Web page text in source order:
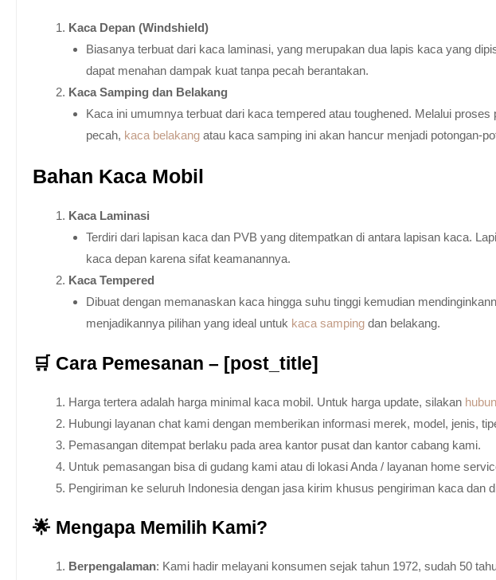
Kaca Depan (Windshield)
Biasanya terbuat dari kaca laminasi, yang merupakan dua lapis kaca yang
dapat menahan dampak kuat tanpa pecah berantakan.
Kaca Samping dan Belakang
Kaca ini umumnya terbuat dari kaca tempered atau toughened. Melalui
pecah, kaca belakang atau kaca samping ini akan hancur menjadi potongan-
Bahan Kaca Mobil
Kaca Laminasi
Terdiri dari lapisan kaca dan PVB yang ditempatkan di antara lapisan kaca.
kaca depan karena sifat keamanannya.
Kaca Tempered
Dibuat dengan memanaskan kaca hingga suhu tinggi kemudian
menjadikannya pilihan yang ideal untuk kaca samping dan belakang.
🛒 Cara Pemesanan – [post_title]
Harga tertera adalah harga minimal kaca mobil. Untuk harga update, silakan
Hubungi layanan chat kami dengan memberikan informasi merek, model, jenis,
Pemasangan ditempat berlaku pada area kantor pusat dan kantor cabang kami.
Untuk pemasangan bisa di gudang kami atau di lokasi Anda / layanan home
Pengiriman ke seluruh Indonesia dengan jasa kirim khusus pengiriman kaca dan
🌟 Mengapa Memilih Kami?
Berpengalaman: Kami hadir melayani konsumen sejak tahun 1972, sudah 50